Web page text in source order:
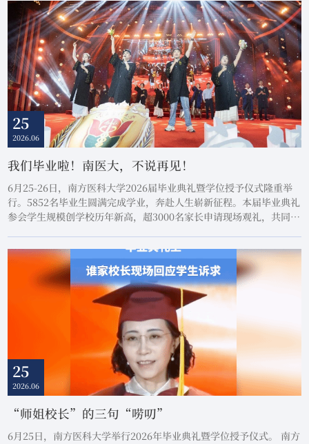
25
2026.06
我们毕业啦！南医大，不说再见！
6月25-26日，南方医科大学2026届毕业典礼暨学位授予仪式隆重举
行。5852名毕业生圆满完成学业，奔赴人生崭新征程。本届毕业典礼
参会学生规模创学校历年新高，超3000名家长申请现场观礼，共同见
25
2026.06
“师姐校长”的三句“唠叨”
6月25日，南方医科大学举行2026年毕业典礼暨学位授予仪式。 南方